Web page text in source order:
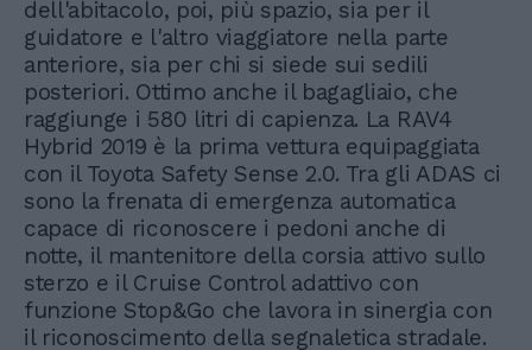
dell'abitacolo, poi, più spazio, sia per il
guidatore e l'altro viaggiatore nella parte
anteriore, sia per chi si siede sui sedili
posteriori. Ottimo anche il bagagliaio, che
raggiunge i 580 litri di capienza. La RAV4
Hybrid 2019 è la prima vettura equipaggiata
con il Toyota Safety Sense 2.0. Tra gli ADAS ci
sono la frenata di emergenza automatica
capace di riconoscere i pedoni anche di
notte, il mantenitore della corsia attivo sullo
sterzo e il Cruise Control adattivo con
funzione Stop&Go che lavora in sinergia con
il riconoscimento della segnaletica stradale.